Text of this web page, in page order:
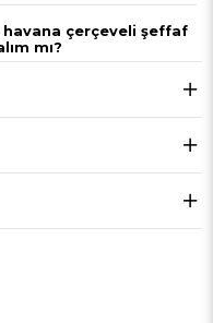
havana çerçeveli şeffaf
mı?